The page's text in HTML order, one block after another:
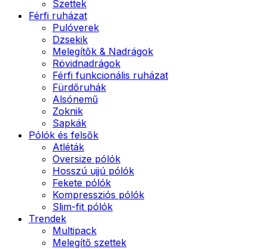
Szettek
Férfi ruházat
Pulóverek
Dzsekik
Melegítők & Nadrágok
Rövidnadrágok
Férfi funkcionális ruházat
Fürdőruhák
Alsónemű
Zoknik
Sapkák
Pólók és felsők
Atléták
Oversize pólók
Hosszú ujjú pólók
Fekete pólók
Kompressziós pólók
Slim-fit pólók
Trendek
Multipack
Melegítő szettek